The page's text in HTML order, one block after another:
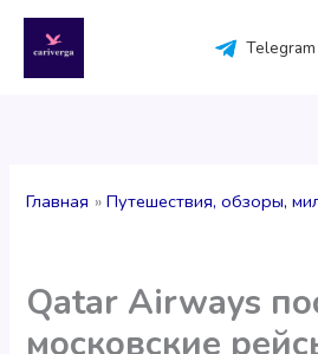
содержимому
Telegram
Главная Путешествия, обзоры,
Qatar Airways
московские